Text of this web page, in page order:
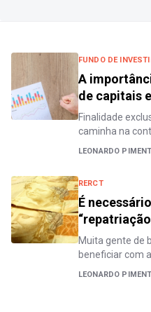
FUNDO DE
A
de capitais
Finalidade
caminha na
LEONARDO
RERCT
É
Muita gente de
beneficiar com
LEONARDO